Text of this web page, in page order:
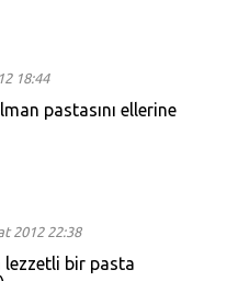
18:44
pastasını ellerine
2012 22:38
bir pasta